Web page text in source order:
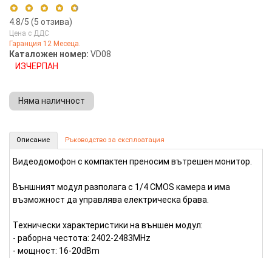
4.8/5 (5 отзива)
5 stars
4 stars
2 stars
Цена с ДДС
Гаранция 12 Месеца.
Каталожен номер: VD08
ИЗЧЕРПАН
Няма наличност
Описание Ръководство за експлоатация
Видеодомофон с компактен преносим вътрешен монитор.
Външният модул разполага с 1/4 CMOS камера и има
възможност да управлява електрическа брава.
Технически характеристики на външен модул:
- раборна честота: 2402-2483MHz
- мощност: 16-20dBm